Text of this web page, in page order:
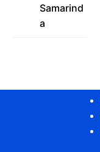
Samarind
a